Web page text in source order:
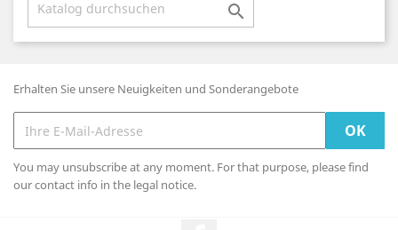

Erhalten Sie unsere Neuigkeiten und Sonderangebote
You may unsubscribe at any moment. For that purpose, please find
our contact info in the legal notice.